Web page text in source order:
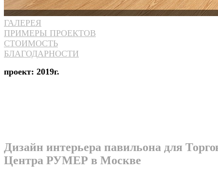
ГАЛЕРЕЯ
ПРИМЕРЫ ПРОЕКТОВ
СТОИМОСТЬ
БЛАГОДАРНОСТИ
проект: 2019г.
Дизайн интерьера павильона для
Центра РУМЕР в Москве